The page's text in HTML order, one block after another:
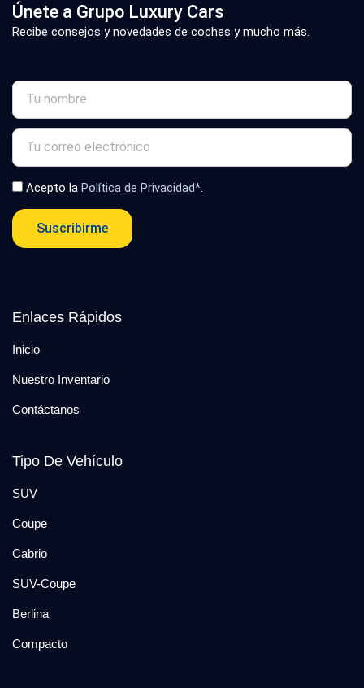
Únete a Grupo Luxury Cars
Recibe consejos y novedades de coches y mucho más.
Acepto la Política de Privacidad*
Suscribirme
Enlaces Rápidos
Inicio
Nuestro Inventario
Contáctanos
Tipo De Vehículo
SUV
Coupe
Cabrio
SUV-Coupe
Berlina
Compacto